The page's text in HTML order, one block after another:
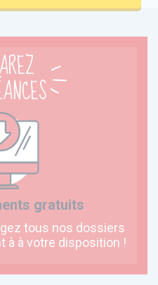
gratuits
tous nos dossiers
à à votre disposition !